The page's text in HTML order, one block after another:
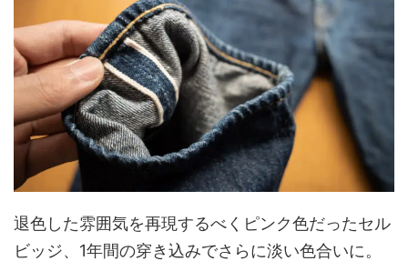
退色した雰囲気を再現するべくピンク色だったセル
ビッジ、1年間の穿き込みでさらに淡い色合いに。